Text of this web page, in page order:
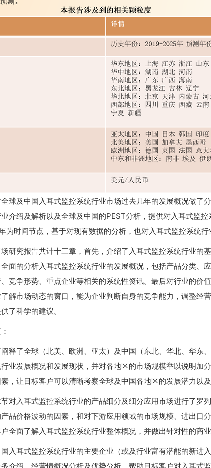
球及中国入耳式监控系统行业市场过去几年的发展概况做了
介绍及解析以及全球及中国的PEST分析，提供对入耳式监
为时间节点，基于对现有数据的分析，也对入耳式监控系统行
研究报告共计十三章，首先，介绍了入耳式监控系统行业的
面的分析入耳式监控系统行业的发展概况，包括产品分类、
竞争形势、重点企业等相关的系统性资讯。最后对行业的价
解市场动态的窗口，能为企业判断自身的竞争能力，调整经
了科学的建议。
释了全球（北美、欧洲、亚太）及中国（东北、华北、华东
业发展概况和发展现状，并对各地区的市场规模举以说明加
，让目标客户可以清晰考察全球及中国各地区的发展潜力以及
对入耳式监控系统行业的产品细分及细分应用市场进行了罗
品价格波动的因素，和对下游应用领域的市场规模、进出口
全面了解入耳式监控系统行业整体概况，并做出针对性的商业
入耳式监控系统行业的主要企业（或及行业富有潜能的新进